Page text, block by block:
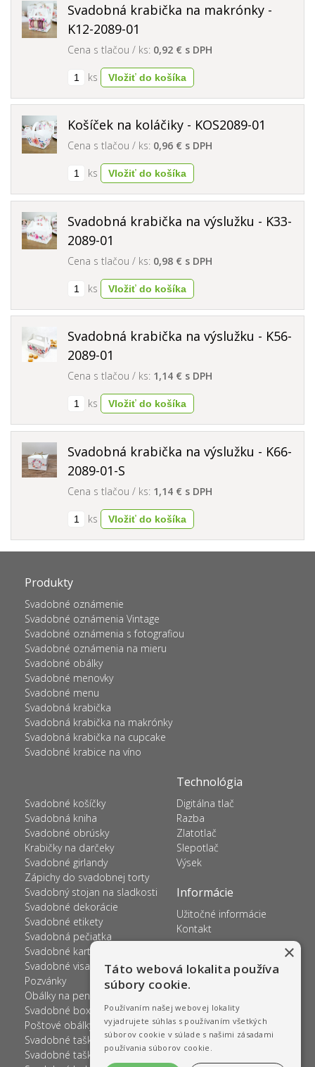
Svadobná krabička na makrónky -
K12-2089-01
Cena s tlačou / ks: 0,92 € s DPH
ks
Košíček na koláčiky - KOS2089-01
Cena s tlačou / ks: 0,96 € s DPH
ks
Svadobná krabička na výslužku - K33-
2089-01
Cena s tlačou / ks: 0,98 € s DPH
ks
Svadobná krabička na výslužku - K56-
2089-01
Cena s tlačou / ks: 1,14 € s DPH
ks
Svadobná krabička na výslužku - K66-
2089-01-S
Cena s tlačou / ks: 1,14 € s DPH
ks
Produkty
Svadobné oznámenie
Svadobné oznámenia Vintage
Svadobné oznámenia s fotografiou
Svadobné oznámenia na mieru
Svadobné obálky
Svadobné menovky
Svadobné menu
Svadobná krabička
Svadobná krabička na makrónky
Svadobná krabička na cupcake
Svadobné krabice na víno
Svadobné košíčky
Svadobná kniha
Svadobné obrúsky
Krabičky na darčeky
Svadobné girlandy
Zápichy do svadobnej torty
Svadobný stojan na sladkosti
Svadobné dekorácie
Svadobné etikety
Svadobná pečiatka
Svadobné kartičky na prskavky
Svadobné visačky
Pozvánky
Obálky na peniaze
Svadobné boxy na želania
Poštové obálky
Svadobné tašky
Svadobné tašky s menami
Technológia
Digitálna tlač
Razba
Zlatotlač
Slepotlač
Výsek
Informácie
Užitočné informácie
Kontakt
×
Táto webová lokalita používa
súbory cookie.
Používaním našej webovej lokality
vyjadrujete súhlas s používaním všetkých
súborov cookie v súlade s našimi zásadami
používania súborov cookie.